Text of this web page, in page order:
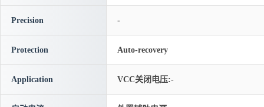
Precision -
Protection Auto-recovery
Application VCC关闭电压:-